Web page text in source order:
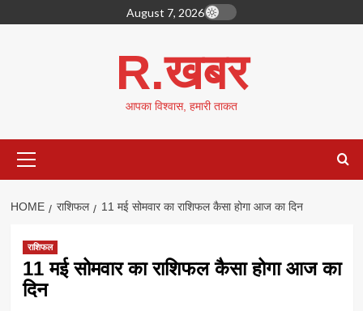
to
August 7, 2026
R.खबर
आपका विश्वास, हमारी ताकत
Menu
HOME राशिफल 11 मई सोमवार का राशिफल कैसा होगा आज का दिन
राशिफल
11 मई सोमवार का राशिफल कैसा होगा आज का
दिन